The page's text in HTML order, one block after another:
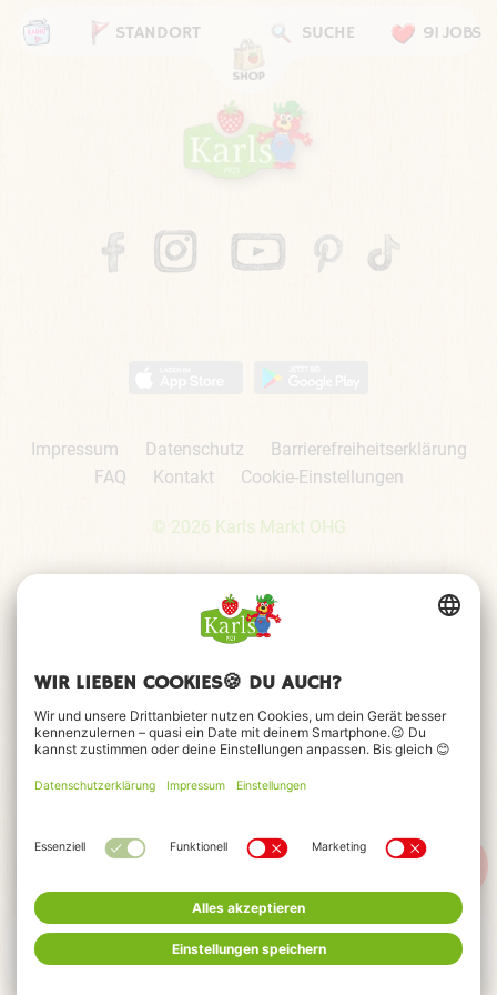
STANDORT SUCHE 91 JOBS
Impressum Datenschutz
Barrierefreiheitserklärung
FAQ
Kontakt Cookie-Einstellungen
© 2026 Karls Markt OHG